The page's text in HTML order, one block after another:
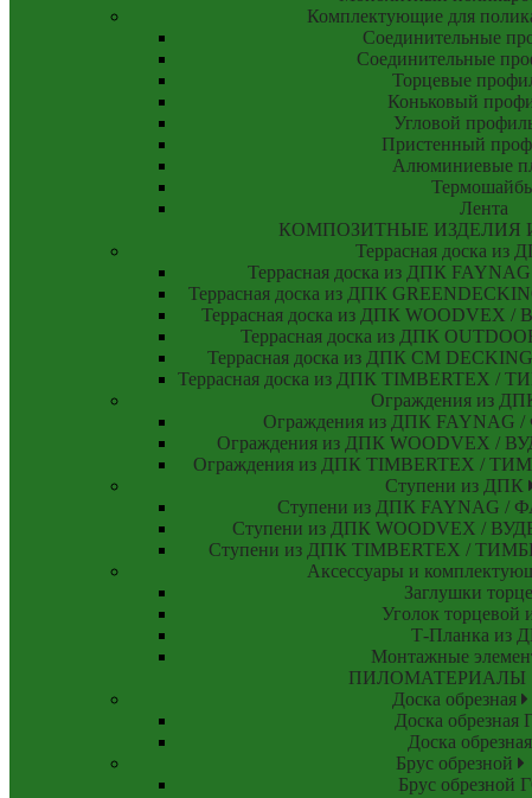
Комплектующие для
Соединительные
Соединительные
Торцевые
Коньковый
Угловой
Пристенный
Алюминиевые
Лента
КОМПОЗИТНЫЕ ИЗДЕЛИЯ
Террасная доска из
Террасная доска из ДПК
Террасная доска из ДПК
Террасная доска из ДПК
Террасная доска из ДПК
Террасная доска из ДПК CM
Террасная доска из ДПК
Ограждения из
Ограждения из ДПК
Ограждения из ДПК WOODVEX
Ограждения из ДПК TIMBERTEX /
Ступени из ДПК
Ступени из ДПК FAYNAG
Ступени из ДПК WOODVEX /
Ступени из ДПК TIMBERTEX /
Аксессуары и
Заглушки
Уголок торцевой
Т-Планка из
Монтажные
ПИЛОМАТЕРИАЛЫ
Доска обрезная
Доска
Доска
Брус обрезной
Брус обрезной